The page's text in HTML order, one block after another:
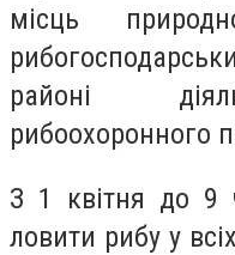
місць
районі
рибоохоронного
З 1 квітня до 9
ловити рибу у